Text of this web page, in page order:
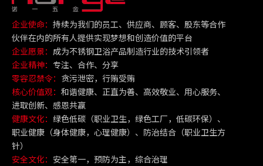
企业使命： 持续为我们的员工、供应商、顾客、股东等合作
伙伴在内的所有人提供实现梦想和创造价值的平台
企业愿景： 成为不锈钢卫浴产品制造行业的技术引领者
企业精神： 专注、合作、分享
零容忍禁令： 贪污泄密，行贿受贿
核心价值观： 和谐健康、正直为善、高效敬业、用心服务、
进取创新、感恩共赢
健康文化： 绿色低碳（职业卫生，绿色工厂，低碳环保）、
职业健康（身体健康，心理健康）、防治结合（职业卫生方
针）
安全文化： 安全第一，预防为主，综合治理